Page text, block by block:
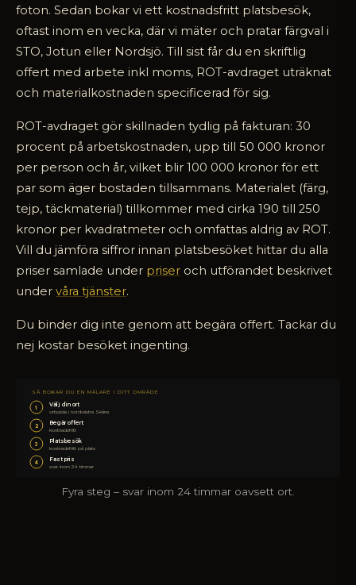
foton. Sedan bokar vi ett kostnadsfritt platsbesök,
oftast inom en vecka, där vi mäter och pratar färgval i
STO, Jotun eller Nordsjö. Till sist får du en skriftlig
offert med arbete inkl moms, ROT-avdraget uträknat
och materialkostnaden specificerad för sig.
ROT-avdraget gör skillnaden tydlig på fakturan: 30
procent på arbetskostnaden, upp till 50 000 kronor
per person och år, vilket blir 100 000 kronor för ett
par som äger bostaden tillsammans. Materialet (färg,
tejp, täckmaterial) tillkommer med cirka 190 till 250
kronor per kvadratmeter och omfattas aldrig av ROT.
Vill du jämföra siffror innan platsbesöket hittar du alla
priser samlade under priser och utförandet beskrivet
under våra tjänster.
Du binder dig inte genom att begära offert. Tackar du
nej kostar besöket ingenting.
SÅ BOKAR DU EN MÅLARE I DITT OMRÅDE
1
Välj din ort
ortssida i nordvästra Skåne
2
Begär offert
kostnadsfritt
3
Platsbesök
kostnadsfritt på plats
4
Fast pris
svar inom 24 timmar
Fyra steg – svar inom 24 timmar oavsett ort.